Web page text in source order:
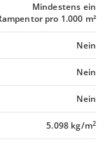
Mindestens ein
pro 1.000 m²
Nein
Nein
Nein
5.098 kg/m2